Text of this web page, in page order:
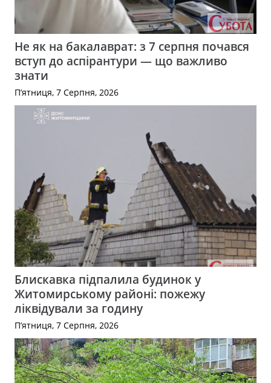
Не як на бакалаврат: з 7 серпня почався
вступ до аспірантури — що важливо
знати
П’ятниця, 7 Серпня, 2026
Блискавка підпалила будинок у
Житомирському районі: пожежу
ліквідували за годину
П’ятниця, 7 Серпня, 2026